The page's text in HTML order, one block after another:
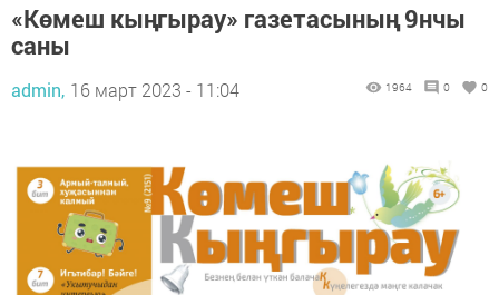
«Көмеш кыңгырау» газетасының 9нчы
саны
admin, 16 март 2023 - 11:04 1964 0 0